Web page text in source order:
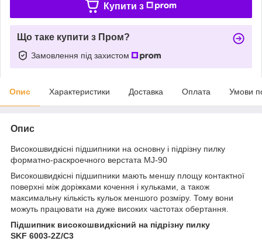
Купити з
Що таке купити з Пром?
Замовлення під захистом
Опис Характеристики Доставка Оплата Умови
Опис
Високошвидкісні підшипники на основну і підрізну пилку
форматно-раскроечного верстата MJ-90
Високошвидкісні підшипники мають меншу площу контактної
поверхні між доріжками кочення і кульками, а також
максимальну кількість кульок меншого розміру. Тому вони
можуть працювати на дуже високих частотах обертання.
Підшипник високошвидкісний на підрізну пилку
SKF 6003-2Z/C3